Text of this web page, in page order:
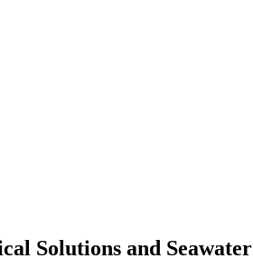
Solutions and Seawater